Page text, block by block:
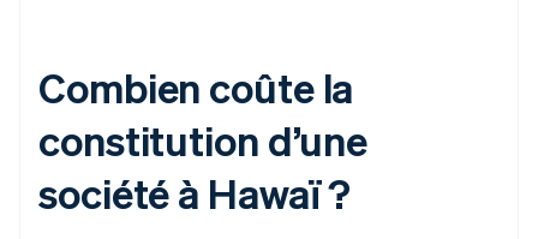
Combien coûte la
constitution d’une
société à Hawaï ?